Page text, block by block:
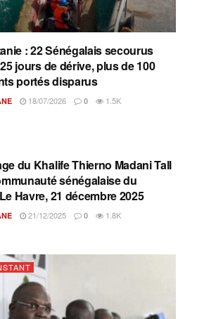
: 22 Sénégalais secourus
jours de dérive, plus de 100
portés disparus
18/07/2026 0 1.5K
du Khalife Thierno Madani Tall
sénégalaise du
Havre, 21 décembre 2025
21/12/2025 0 1.8K